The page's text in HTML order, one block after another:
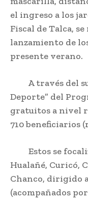
el ingreso a los
Fiscal de Talca,
lanzamiento de
presente verano.
A través del
Deporte” del
gratuitos a nivel
710 beneficiarios
Estos se
Hualañé, Curicó,
Chanco, dirigido
(acompañados